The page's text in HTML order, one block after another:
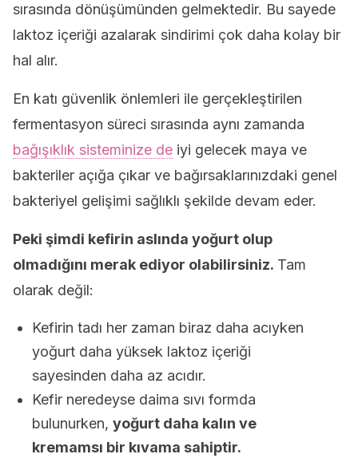
sırasında dönüşümünden gelmektedir. Bu sayede
laktoz içeriği azalarak sindirimi çok daha kolay bir
hal alır.
En katı güvenlik önlemleri ile gerçekleştirilen
fermentasyon süreci sırasında aynı zamanda
bağışıklık sisteminize de iyi gelecek maya ve
bakteriler açığa çıkar ve bağırsaklarınızdaki genel
bakteriyel gelişimi sağlıklı şekilde devam eder.
Peki şimdi kefirin aslında yoğurt olup
olmadığını merak ediyor olabilirsiniz. Tam
olarak değil:
Kefirin tadı her zaman biraz daha acıyken
yoğurt daha yüksek laktoz içeriği
sayesinden daha az acıdır.
Kefir neredeyse daima sıvı formda
bulunurken, yoğurt daha kalın ve
kremamsı bir kıvama sahiptir.